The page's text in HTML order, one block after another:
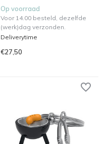
Op voorraad
Voor 14.00 besteld, dezelfde
(werk)dag verzonden.
Deliverytime
€27,50